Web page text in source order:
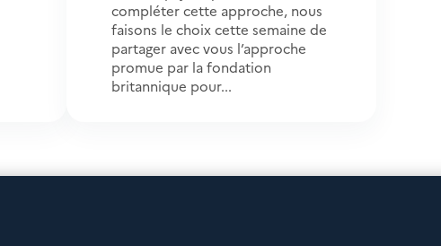
compléter cette approche, nous
faisons le choix cette semaine de
partager avec vous l’approche
promue par la fondation
britannique pour...